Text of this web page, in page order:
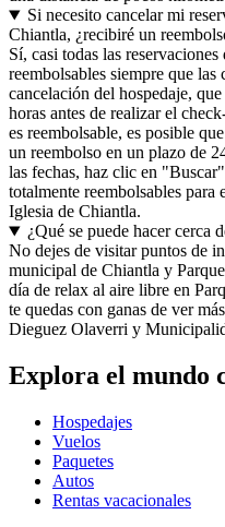
Si necesito cancelar mi
Chiantla, ¿recibiré un
Sí, casi todas las
reembolsables siempre que las
cancelación del hospedaje,
horas antes de realizar el
es reembolsable, es posible
un reembolso en un plazo de
las fechas, haz clic en
totalmente reembolsables para
Iglesia de Chiantla.
¿Qué se puede hacer cerca
No dejes de visitar puntos de
municipal de Chiantla y
día de relax al aire libre en
te quedas con ganas de ver
Dieguez Olaverri y
Explora el mundo
Hospedajes
Vuelos
Paquetes
Autos
Rentas vacacionales